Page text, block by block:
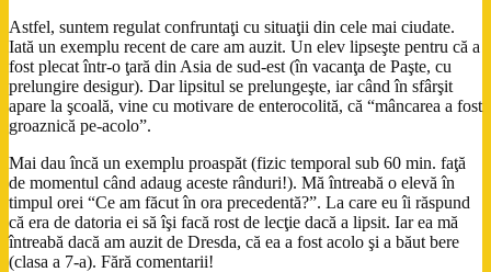
Astfel, suntem regulat confruntaţi cu situaţii din cele mai ciudate.
Iată un exemplu recent de care am auzit. Un elev lipseşte pentru că a
fost plecat într-o ţară din Asia de sud-est (în vacanţa de Paşte, cu
prelungire desigur). Dar lipsitul se prelungeşte, iar când în sfârşit
apare la şcoală, vine cu motivare de enterocolită, că “mâncarea a fost
groaznică pe-acolo”.
Mai dau încă un exemplu proaspăt (fizic temporal sub 60 min. faţă
de momentul când adaug aceste rânduri!). Mă întreabă o elevă în
timpul orei “Ce am făcut în ora precedentă?”. La care eu îi răspund
că era de datoria ei să îşi facă rost de lecţie dacă a lipsit. Iar ea mă
întreabă dacă am auzit de Dresda, că ea a fost acolo şi a băut bere
(clasa a 7-a). Fără comentarii!